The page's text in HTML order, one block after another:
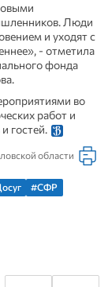
Люди
и уходят с
- отметила
фонда
во
работ и
гостей.
области
#СФР